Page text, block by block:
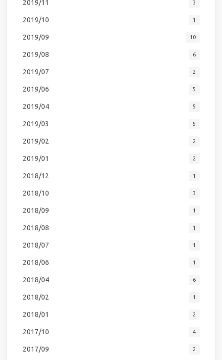
2019/11 3
2019/10 1
2019/09 10
2019/08 6
2019/07 2
2019/06 5
2019/04 5
2019/03 5
2019/02 2
2019/01 2
2018/12 1
2018/10 3
2018/09 1
2018/08 1
2018/07 1
2018/06 1
2018/04 6
2018/02 1
2018/01 2
2017/10 4
2017/09 2